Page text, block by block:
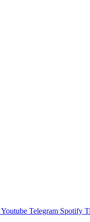
Youtube Telegram Spotify